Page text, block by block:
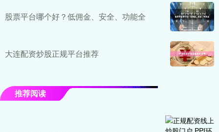
股票平台哪个好？低佣金、安全、功能全
大连配资炒股正规平台推荐
推荐阅读